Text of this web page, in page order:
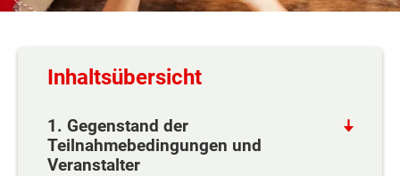
Inhaltsübersicht
1. Gegenstand der
Teilnahmebedingungen und
Veranstalter